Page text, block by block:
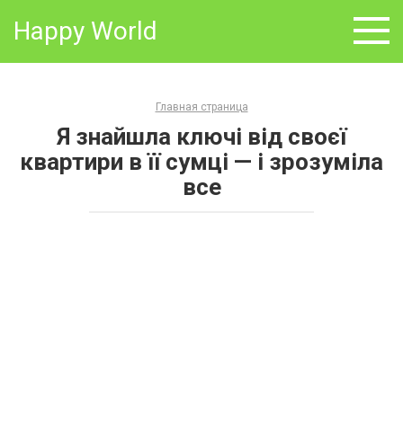
Happy World
Главная страница
Я знайшла ключі від своєї
квартири в її сумці — і зрозуміла
все